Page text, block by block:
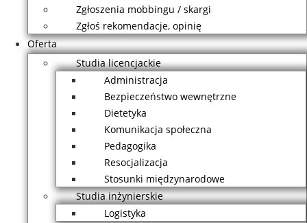
Zgłoszenia mobbingu / skargi
Zgłoś rekomendacje, opinię
Oferta
Studia licencjackie
Administracja
Bezpieczeństwo wewnętrzne
Dietetyka
Komunikacja społeczna
Pedagogika
Resocjalizacja
Stosunki międzynarodowe
Studia inżynierskie
Logistyka